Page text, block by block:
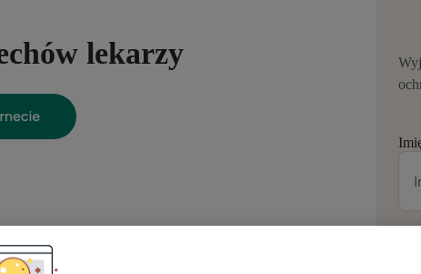
lekarzy
o wpadki, które mogą okazać się bardzo kosztowne: w
lekarza jest w kontekście jego kariery równie ważny, jak